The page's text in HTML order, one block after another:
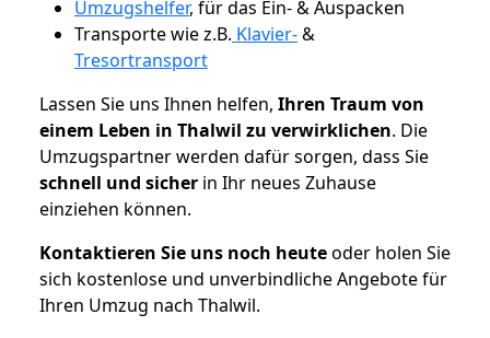
Umzugshelfer, für das Ein- & Auspacken
Transporte wie z.B. Klavier-&
Tresortransport
Lassen Sie uns Ihnen helfen, Ihren Traum von
einem Leben in Thalwil zu verwirklichen. Die
Umzugspartner werden dafür sorgen, dass Sie
schnell und sicher in Ihr neues Zuhause
einziehen können.
Kontaktieren Sie uns noch heuteoder holen Sie
sich kostenlose und unverbindliche Angebote für
Ihren Umzug nach Thalwil.